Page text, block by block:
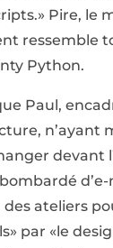
Pire, le
ressemble
Python.
Paul,
n’ayant
devant
d’e-
ateliers
par «le